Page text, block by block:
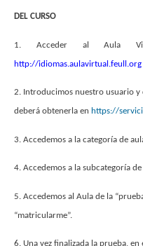
DEL CURSO
1. Acceder al Aula
http://idiomas.aulavirtual.feull.org
2. Introducimos nuestro usuario y
deberá obtenerla en https://
3. Accedemos a la categoría de
4. Accedemos a la subcategoría
5. Accedemos al Aula de la
“matricularme”.
6. Una vez finalizada la prueba,